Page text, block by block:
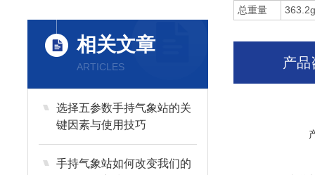
相关文章
ARTICLES
选择五参数手持气象站的关
键因素与使用技巧
手持气象站如何改变我们的
总重量
产品